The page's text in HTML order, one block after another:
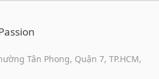
Tân Phong, Quận 7, TP.HCM,